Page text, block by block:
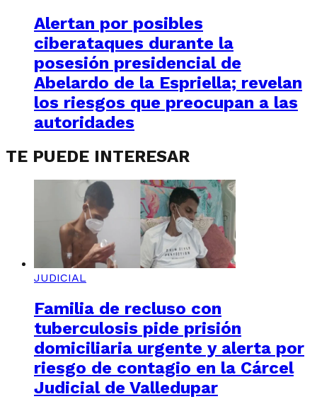
Alertan por posibles
ciberataques durante la
posesión presidencial de
Abelardo de la Espriella; revelan
los riesgos que preocupan a las
autoridades
TE PUEDE INTERESAR
JUDICIAL
Familia de recluso con
tuberculosis pide prisión
domiciliaria urgente y alerta por
riesgo de contagio en la Cárcel
Judicial de Valledupar